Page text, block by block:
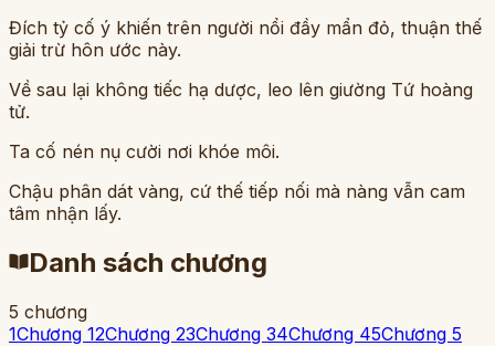
Đích tỷ cố ý khiến trên người nổi đầy mẩn đỏ, thuận thế
giải trừ hôn ước này.
Về sau lại không tiếc hạ dược, leo lên giường Tứ hoàng
tử.
Ta cố nén nụ cười nơi khóe môi.
Chậu phân dát vàng, cứ thế tiếp nối mà nàng vẫn cam
tâm nhận lấy.
Danh sách chương
5 chương
1Chương 12Chương 23Chương 34Chương 45Chương 5